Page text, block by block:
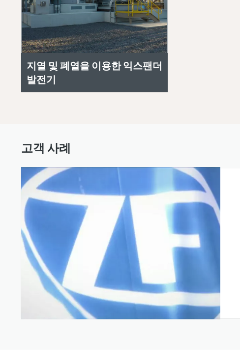
지열 및 폐열을 이용한 익스팬더
발전기
고객 사례